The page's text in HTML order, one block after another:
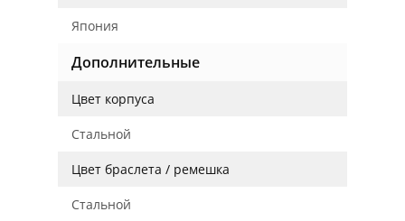
Япония
Дополнительные
Цвет корпуса
Стальной
Цвет браслета / ремешка
Стальной